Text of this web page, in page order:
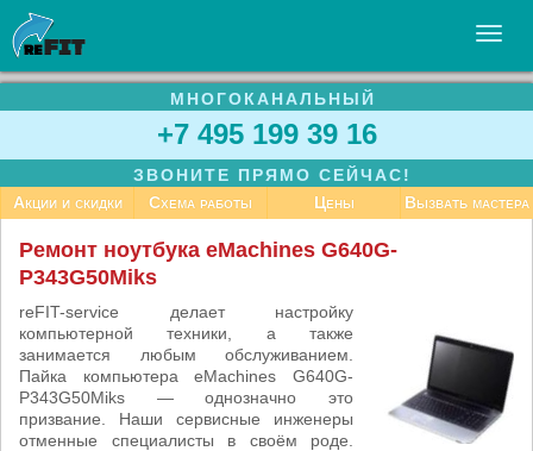
УСЛУГИ
БИЗНЕСУ
СТАТЬИ
МНОГОКАНАЛЬНЫЙ
+7 495 199 39 16
ЗВОНИТЕ ПРЯМО СЕЙЧАС!
Акции и скидки
Схема работы Цены Вызвать мастера
Ремонт ноутбука eMachines G640G-
P343G50Miks
reFIT-service делает настройку
компьютерной техники, а также
занимается любым обслуживанием.
Пайка компьютера eMachines G640G-
P343G50Miks — однозначно это
призвание. Наши сервисные инженеры
отменные специалисты в своём роде.